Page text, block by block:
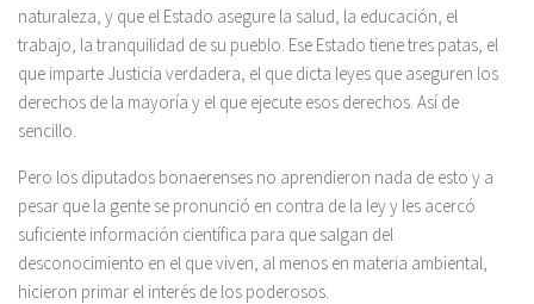
naturaleza, y que el Estado asegure la salud, la educación, el
trabajo, la tranquilidad de su pueblo. Ese Estado tiene tres patas, el
que imparte Justicia verdadera, el que dicta leyes que aseguren los
derechos de la mayoría y el que ejecute esos derechos. Así de
sencillo.
Pero los diputados bonaerenses no aprendieron nada de esto y a
pesar que la gente se pronunció en contra de la ley y les acercó
suficiente información científica para que salgan del
desconocimiento en el que viven, al menos en materia ambiental,
hicieron primar el interés de los poderosos.